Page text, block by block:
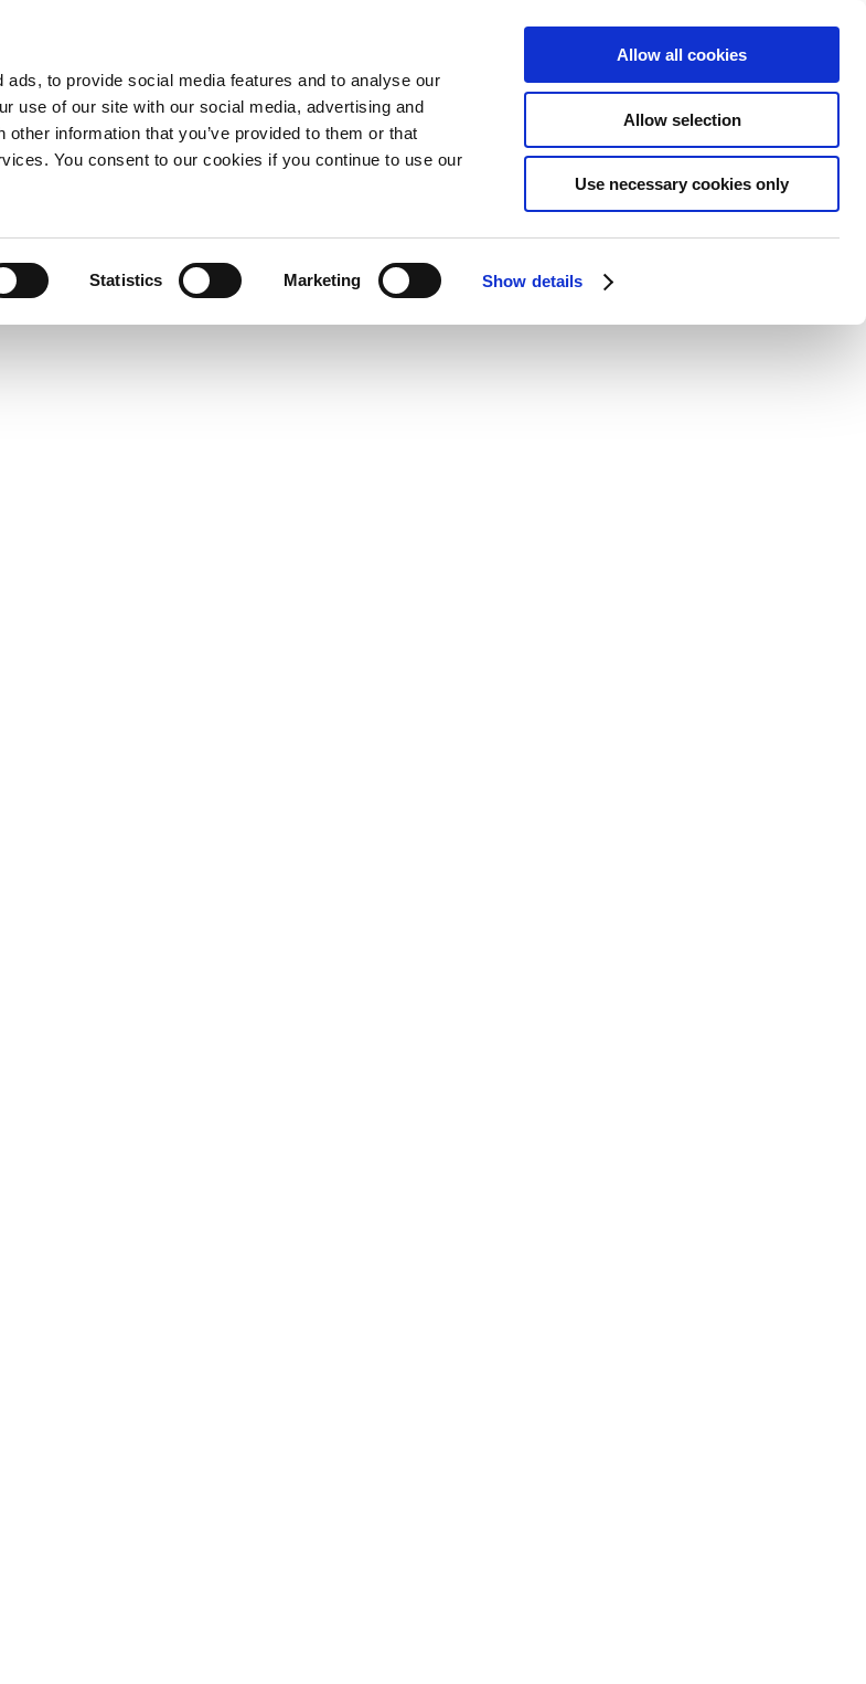
to provide social media features and to analyse our
use of our site with our social media, advertising and
information that you’ve provided to them or that
You consent to our cookies if you continue to use our
Statistics Marketing Show details
Allow all cookies
Allow selection
Use necessary cookies only